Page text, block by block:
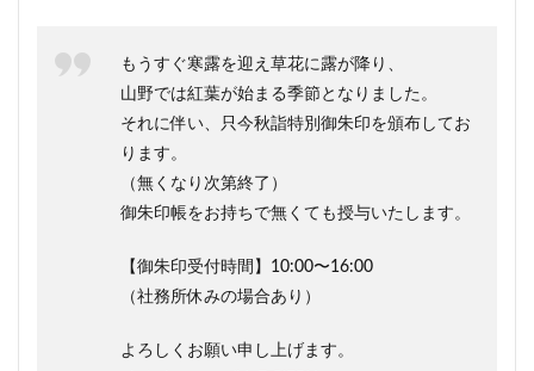
もうすぐ寒露を迎え草花に露が降り、
山野では紅葉が始まる季節となりました。
それに伴い、只今秋詣特別御朱印を頒布してお
ります。
（無くなり次第終了）
御朱印帳をお持ちで無くても授与いたします。
【御朱印受付時間】10:00〜16:00
（社務所休みの場合あり）
よろしくお願い申し上げます。